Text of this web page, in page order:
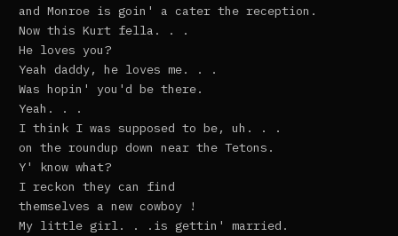
and Monroe is goin' a cater the reception.
Now this Kurt fella. . .
He loves you?
Yeah daddy, he loves me. . .
Was hopin' you'd be there.
Yeah. . .
I think I was supposed to be, uh. . .
on the roundup down near the Tetons.
Y' know what?
I reckon they can find
themselves a new cowboy !
My little girl. . .is gettin' married.